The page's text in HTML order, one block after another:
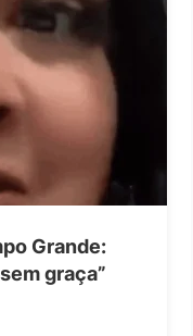
Grande:
graça”